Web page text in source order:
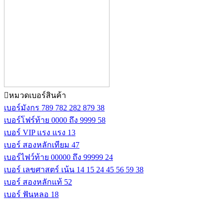
หมวดเบอร์สินค้า
เบอร์มังกร 789 782 282 879 38
เบอร์โฟร์ท้าย 0000 ถึง 9999 58
เบอร์ VIP แรง แรง 13
เบอร์ สองหลักเทียม 47
เบอร์ไฟว์ท้าย 00000 ถึง 99999 24
เบอร์ เลขศาสตร์ เน้น 14 15 24 45 56 59 38
เบอร์ สองหลักแท้ 52
เบอร์ ฟันหลอ 18